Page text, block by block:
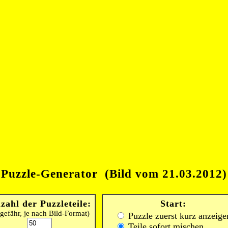
Puzzle-Generator (Bild vom 21.03.2012)
der Puzzleteile:
je nach Bild-Format)
Start:
Puzzle zuerst kurz